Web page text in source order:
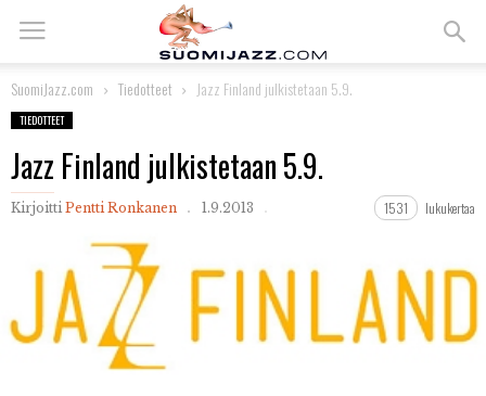
SuomiJazz.com Tiedotteet Jazz Finland julkistetaan 5.9.
TIEDOTTEET
Jazz Finland julkistetaan 5.9.
Kirjoitti Pentti Ronkanen 1.9.2013 1531 lukukertaa